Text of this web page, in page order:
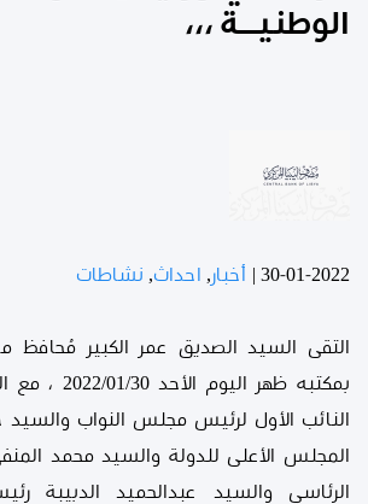
الوطنيـــة ،،،
30-01-2022 أخبار, احداث, نشاطات
التقى السيد الصديق عمر الكبير مُحافظ
بمكتبه ظهر
النائب الأول لرئيس مجلس النواب
المجلس الأعلى للدولة والسيد محمد
الرئاسي والسيد عبدالحميد الدبيبة